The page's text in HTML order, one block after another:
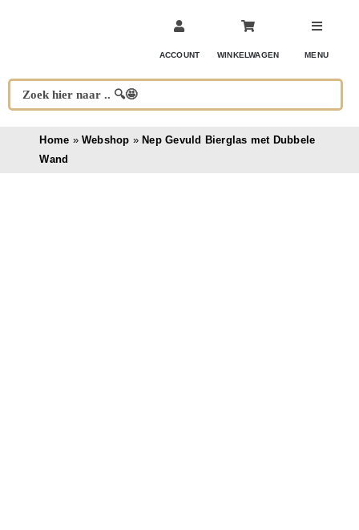
ACCOUNT WINKELWAGEN MENU
Home » Webshop » Nep Gevuld Bierglas met Dubbele
Wand